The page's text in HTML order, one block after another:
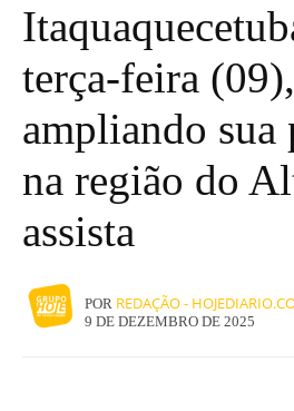
terça-feira (09),
ampliando sua
na região do
assista
POR REDAÇÃO -
9 DE DEZEMBRO DE 2025